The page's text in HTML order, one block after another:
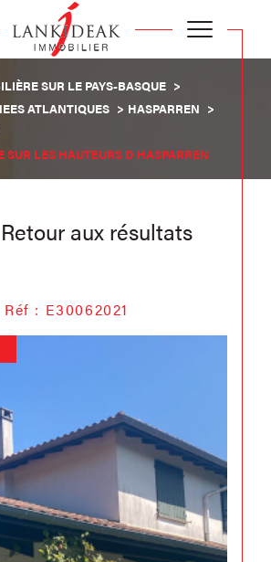
SUR LE PAYS-BASQUE
ATLANTIQUES
HASPARREN
SUR LES HAUTEURS D HASPARREN
Retour aux résultats
Réf : E30062021